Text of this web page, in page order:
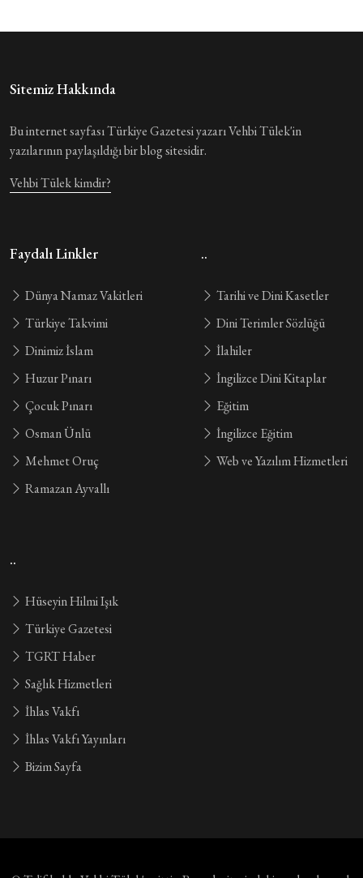
Sitemiz Hakkında
Bu internet sayfası Türkiye Gazetesi yazarı Vehbi Tülek'in
yazılarının paylaşıldığı bir blog sitesidir.
Vehbi Tülek kimdir?
Faydalı Linkler
Dünya Namaz Vakitleri
Türkiye Takvimi
Dinimiz İslam
Huzur Pınarı
Çocuk Pınarı
Osman Ünlü
Mehmet Oruç
Ramazan Ayvallı
..
Tarihi ve Dini Kasetler
Dini Terimler Sözlüğü
İlahiler
İngilizce Dini Kitaplar
Eğitim
İngilizce Eğitim
Web ve Yazılım Hizmetleri
..
Hüseyin Hilmi Işık
Türkiye Gazetesi
TGRT Haber
Sağlık Hizmetleri
İhlas Vakfı
İhlas Vakfı Yayınları
Bizim Sayfa